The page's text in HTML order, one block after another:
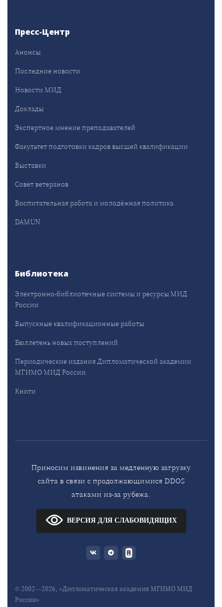
Пресс-Центр
Анонсы
Последние новости
Новости МИД
Доклады
Экспертное мнение преподавателей
Факультет подготовки кадров высшей квалификации
Выставки
Совет ветеранов
Воспитательная работа и молодёжная политика
DAMUN
Библиотека
Электронно-библиотечные системы и ресурсы МИД
России
Выпускные квалификационные работы
Бюллетень новых поступлений
Периодические издания Дипломатической академии
МГИМО МИД России
Книги
Приносим извинения за медленную загрузку
сайта в связи с продолжающимися DDOS
атаками из-за рубежа.
ВЕРСИЯ ДЛЯ СЛАБОВИДЯЩИХ
© 2002—2026, «Дипломатическая академия МГИМО МИД
России»